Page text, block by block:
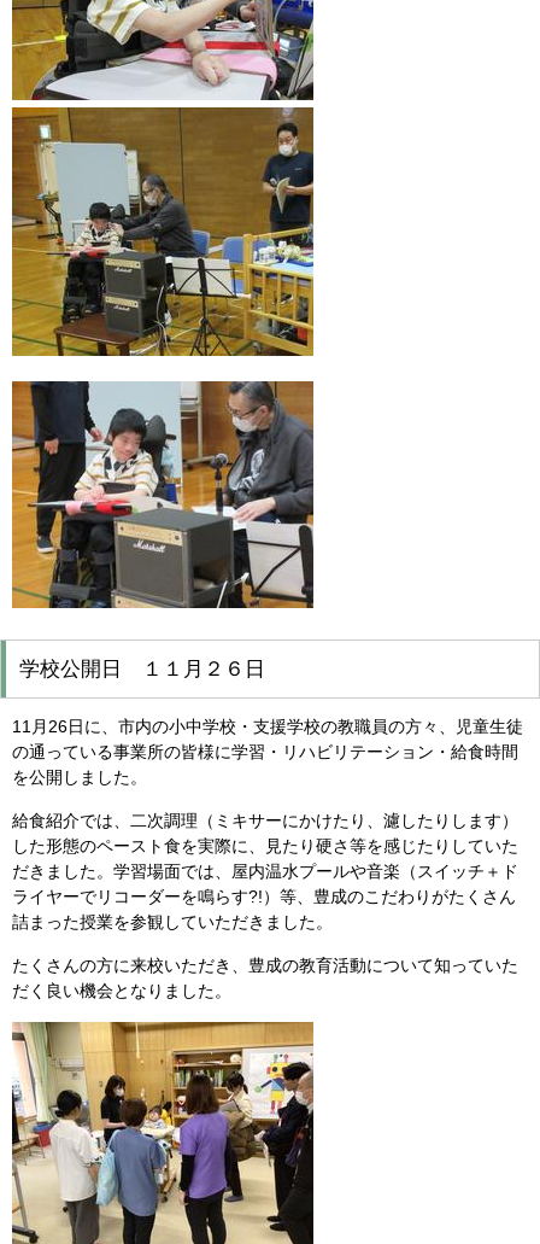
学校公開日 １１月２６日
11月26日に、市内の小中学校・支援学校の教職員の方々、児童生徒
の通っている事業所の皆様に学習・リハビリテーション・給食時間
を公開しました。
給食紹介では、二次調理（ミキサーにかけたり、濾したりします）
した形態のペースト食を実際に、見たり硬さ等を感じたりしていた
だきました。学習場面では、屋内温水プールや音楽（スイッチ＋ド
ライヤーでリコーダーを鳴らす?!）等、豊成のこだわりがたくさん
詰まった授業を参観していただきました。
たくさんの方に来校いただき、豊成の教育活動について知っていた
だく良い機会となりました。